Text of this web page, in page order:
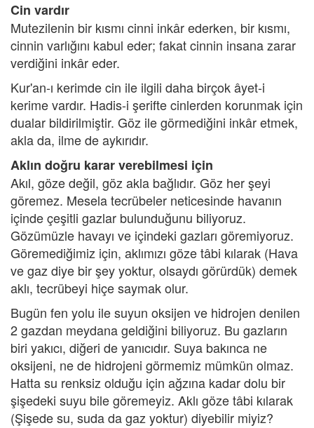
Cin vardır
Mutezilenin bir kısmı cinni inkâr ederken, bir kısmı,
cinnin varlığını kabul eder; fakat cinnin insana zarar
verdiğini inkâr eder.
Kur'an-ı kerimde cin ile ilgili daha birçok âyet-i
kerime vardır. Hadis-i şerifte cinlerden korunmak için
dualar bildirilmiştir. Göz ile görmediğini inkâr etmek,
akla da, ilme de aykırıdır.
Aklın doğru karar verebilmesi için
Akıl, göze değil, göz akla bağlıdır. Göz her şeyi
göremez. Mesela tecrübeler neticesinde havanın
içinde çeşitli gazlar bulunduğunu biliyoruz.
Gözümüzle havayı ve içindeki gazları göremiyoruz.
Göremediğimiz için, aklımızı göze tâbi kılarak (Hava
ve gaz diye bir şey yoktur, olsaydı görürdük) demek
aklı, tecrübeyi hiçe saymak olur.
Bugün fen yolu ile suyun oksijen ve hidrojen denilen
2 gazdan meydana geldiğini biliyoruz. Bu gazların
biri yakıcı, diğeri de yanıcıdır. Suya bakınca ne
oksijeni, ne de hidrojeni görmemiz mümkün olmaz.
Hatta su renksiz olduğu için ağzına kadar dolu bir
şişedeki suyu bile göremeyiz. Aklı göze tâbi kılarak
(Şişede su, suda da gaz yoktur) diyebilir miyiz?